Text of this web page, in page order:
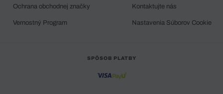
Ochrana obchodnej značky
Vernostný Program
Kontaktujte nás
Nastavenia Súborov Cookie
SPÔSOB PLATBY